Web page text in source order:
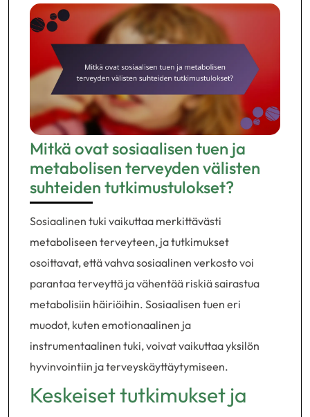
Mitkä ovat sosiaalisen tuen ja
metabolisen terveyden välisten
suhteiden tutkimustulokset?
Sosiaalinen tuki vaikuttaa merkittävästi
metaboliseen terveyteen, ja tutkimukset
osoittavat, että vahva sosiaalinen verkosto voi
parantaa terveyttä ja vähentää riskiä sairastua
metabolisiin häiriöihin. Sosiaalisen tuen eri
muodot, kuten emotionaalinen ja
instrumentaalinen tuki, voivat vaikuttaa yksilön
hyvinvointiin ja terveyskäyttäytymiseen.
Keskeiset tutkimukset ja